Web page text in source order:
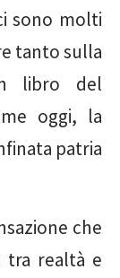
sono molti
tanto sulla
libro del
oggi, la
patria
che
realtà e